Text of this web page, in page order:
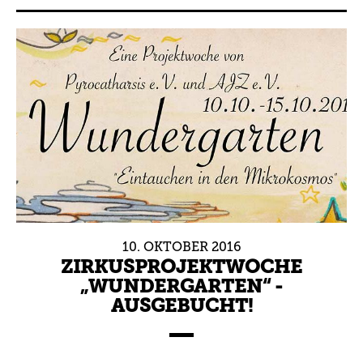
10. OKTOBER 2016
ZIRKUSPROJEKTWOCHE
„WUNDERGARTEN“ -
AUSGEBUCHT!